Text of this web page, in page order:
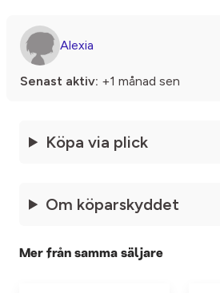
Alexia
Senast aktiv: +1 månad sen
Köpa via plick
Om köparskyddet
Mer från samma säljare